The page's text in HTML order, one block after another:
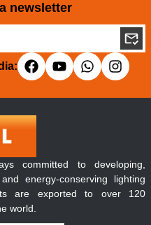
newsletter
committed to developing,
energy-conserving lighting
are exported to over 120
world.